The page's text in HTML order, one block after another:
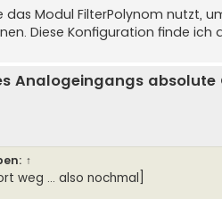
]
das Modul FilterPolynom nutzt,
Diese Konfiguration finde ich
Analogeingangs absolute
↑
weg ... also nochmal]